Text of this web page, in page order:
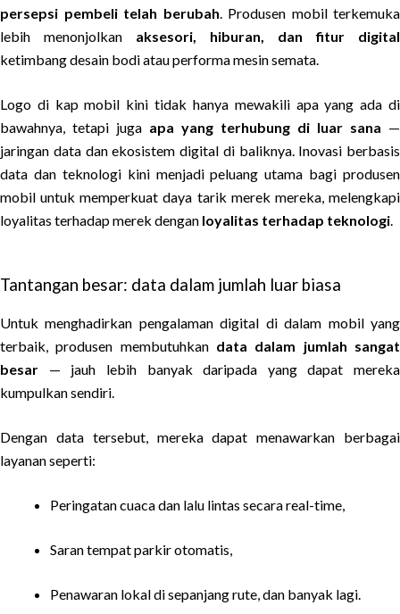
persepsi pembeli telah berubah. Produsen mobil terkemuka
lebih menonjolkan aksesori, hiburan, dan fitur digital
ketimbang desain bodi atau performa mesin semata.
Logo di kap mobil kini tidak hanya mewakili apa yang ada di
bawahnya, tetapi juga apa yang terhubung di luar sana —
jaringan data dan ekosistem digital di baliknya. Inovasi berbasis
data dan teknologi kini menjadi peluang utama bagi produsen
mobil untuk memperkuat daya tarik merek mereka, melengkapi
loyalitas terhadap merek dengan loyalitas terhadap teknologi.
Tantangan besar: data dalam jumlah luar biasa
Untuk menghadirkan pengalaman digital di dalam mobil yang
terbaik, produsen membutuhkan data dalam jumlah sangat
besar — jauh lebih banyak daripada yang dapat mereka
kumpulkan sendiri.
Dengan data tersebut, mereka dapat menawarkan berbagai
layanan seperti:
Peringatan cuaca dan lalu lintas secara real-time,
Saran tempat parkir otomatis,
Penawaran lokal di sepanjang rute, dan banyak lagi.